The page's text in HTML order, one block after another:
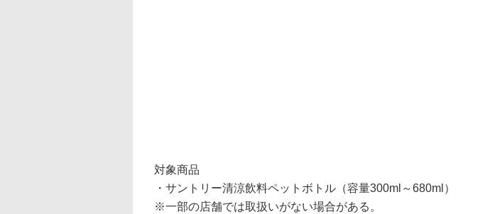
対象商品
・サントリー清涼飲料ペットボトル（容量300ml～680ml）
※一部の店舗では取扱いがない場合がある。